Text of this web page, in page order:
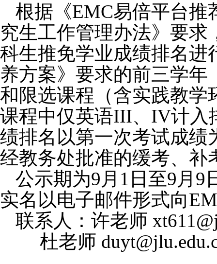
根据《EMC易倍平台推
究生工作管理办法》要求
科生推免学业成绩排名进
养方案》要求的前三学
和限选课程（含实践教学
课程中仅英语III、IV计入
绩排名以第一次考试成绩
经教务处批准的缓考、补
公示期为9月1日至9月9
实名以电子邮件形式向
联系人：许老师
杜老师